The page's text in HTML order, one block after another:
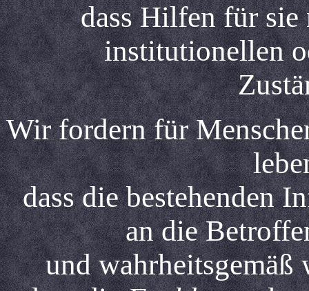
dass Hilfen für
institutionellen
Wir fordern für
dass die bestehenden
an die
und wahrheitsgemäß